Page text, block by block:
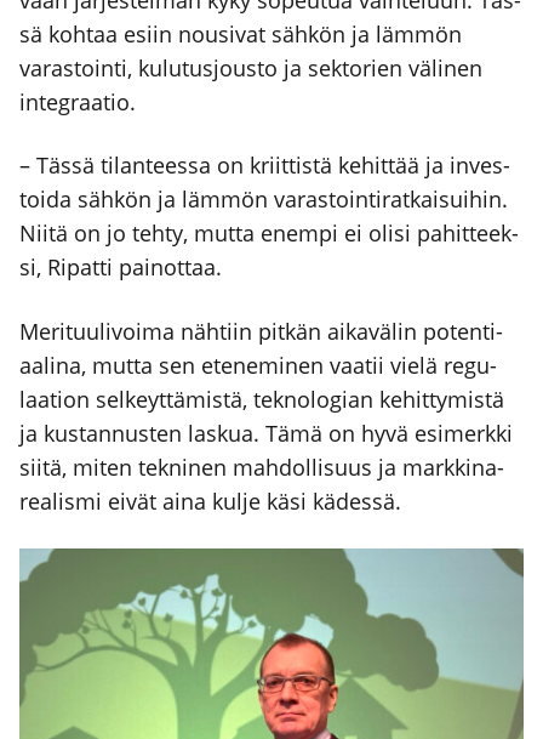
sä koh­taa esiin nousi­vat säh­kön ja läm­mön
varas­toin­ti, kulu­tus­jous­to ja sek­to­rien väli­nen
inte­graa­tio.
– Täs­sä tilan­tees­sa on kriit­tis­tä kehit­tää ja inves­
toi­da säh­kön ja läm­mön varas­toin­ti­rat­kai­sui­hin.
Nii­tä on jo teh­ty, mut­ta enem­pi ei oli­si pahit­teek­
si, Ripat­ti pai­not­taa.
Meri­tuu­li­voi­ma näh­tiin pit­kän aika­vä­lin poten­ti­
aa­li­na, mut­ta sen ete­ne­mi­nen vaa­tii vie­lä regu­
laa­tion sel­keyt­tä­mis­tä, tek­no­lo­gian kehit­ty­mis­tä
ja kus­tan­nus­ten las­kua. Tämä on hyvä esi­merk­ki
sii­tä, miten tek­ni­nen mah­dol­li­suus ja mark­ki­na­
rea­lis­mi eivät aina kul­je käsi kädes­sä.